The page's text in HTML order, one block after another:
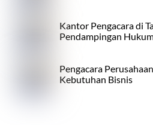
Kantor Pengacara di
Pendampingan
Pengacara
Kebutuhan Bisnis